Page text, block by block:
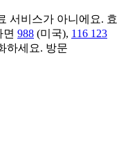
서비스가 아니에요. 효
988 (미국), 116 123
하세요. 방문